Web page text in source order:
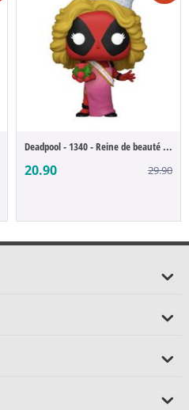
Deadpool - 1340 - Reine de beauté (POP Fi...
20.90 29.90